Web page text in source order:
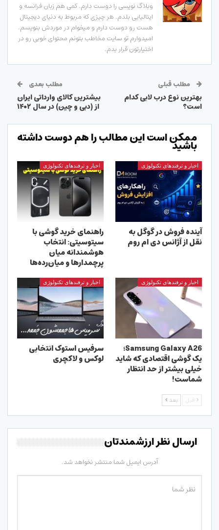
وبلاگ نویسی را دوست دارم. کمی هم زبان فرانسه و
ایتالیایی بلدم. هر چیزی که مربوط به دنیای دیجیتال
هست رو دوست دارم و میخوام در موردش بنویسم.
امیدوارم تو سایت مخاطب بتونم محتوای خوبی رو در
اختیارتون قرار بدم.
مطلب قبلی
بهترین نوع درب لابی کدام
است؟
مطلب بعدی
بیشترین کالای وارداتی ایران
از (دبی و چین) در سال ۱۴۰۲
ممکن است این مطالب را هم دوست داشته
باشید
اخبار و ترفندهای تکنولوژی
آینده فروش در گوگل به
نقل از آژانس دی ام روم
اخبار و ترفندهای تکنولوژی
راهنمای خرید گوشی با
سیتوسیتی: انتخاب
هوشمندانه میان
پرچمدارها و میان‌رده‌ها
اخبار و ترفندهای تکنولوژی
Samsung Galaxy A26؛
یک گوشی اقتصادی که شاید
خیلی بیشتر از حد انتظار
شماست!
اخبار و ترفندهای تکنولوژی
سرفیس استوک انتخابی
لوکس و لاکچری
قبل بعد
ارسال نظر ارزشمندتان
آدرس ایمیل شما منتشر نخواهد شد.